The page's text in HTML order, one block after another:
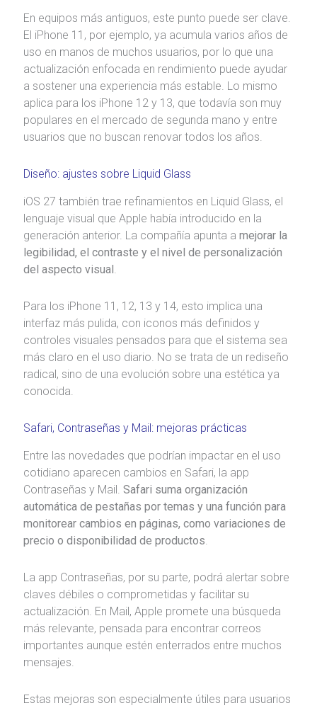
En equipos más antiguos, este punto puede ser clave.
El iPhone 11, por ejemplo, ya acumula varios años de
uso en manos de muchos usuarios, por lo que una
actualización enfocada en rendimiento puede ayudar
a sostener una experiencia más estable. Lo mismo
aplica para los iPhone 12 y 13, que todavía son muy
populares en el mercado de segunda mano y entre
usuarios que no buscan renovar todos los años.
Diseño: ajustes sobre Liquid Glass
iOS 27 también trae refinamientos en Liquid Glass, el
lenguaje visual que Apple había introducido en la
generación anterior. La compañía apunta a mejorar la
legibilidad, el contraste y el nivel de personalización
del aspecto visual.
Para los iPhone 11, 12, 13 y 14, esto implica una
interfaz más pulida, con iconos más definidos y
controles visuales pensados para que el sistema sea
más claro en el uso diario. No se trata de un rediseño
radical, sino de una evolución sobre una estética ya
conocida.
Safari, Contraseñas y Mail: mejoras prácticas
Entre las novedades que podrían impactar en el uso
cotidiano aparecen cambios en Safari, la app
Contraseñas y Mail. Safari suma organización
automática de pestañas por temas y una función para
monitorear cambios en páginas, como variaciones de
precio o disponibilidad de productos.
La app Contraseñas, por su parte, podrá alertar sobre
claves débiles o comprometidas y facilitar su
actualización. En Mail, Apple promete una búsqueda
más relevante, pensada para encontrar correos
importantes aunque estén enterrados entre muchos
mensajes.
Estas mejoras son especialmente útiles para usuarios